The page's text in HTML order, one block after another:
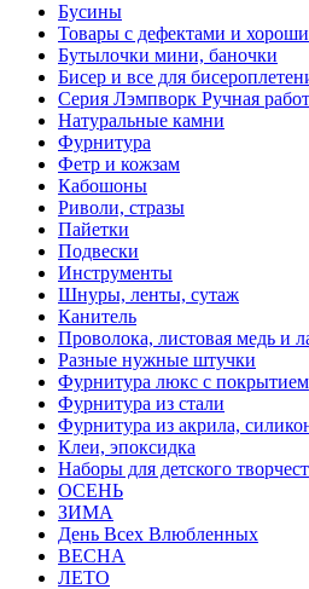
Бусины
Товары с дефектами и
Бутылочки мини, баночки
Бисер и все для
Серия Лэмпворк Ручная
Натуральные камни
Фурнитура
Фетр и кожзам
Кабошоны
Риволи, стразы
Пайетки
Подвески
Инструменты
Шнуры, ленты, сутаж
Канитель
Проволока, листовая медь и
Разные нужные штучки
Фурнитура люкс с покрытием
Фурнитура из стали
Фурнитура из акрила,
Клеи, эпоксидка
Наборы для детского
ОСЕНЬ
ЗИМА
День Всех Влюбленных
ВЕСНА
ЛЕТО